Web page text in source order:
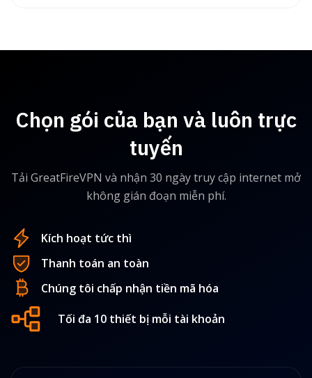
Chọn gói của bạn và luôn trực
tuyến
Tải GreatFireVPN và nhận 30 ngày truy cập internet mở
không gián đoạn miễn phí.
Kích hoạt tức thì
Thanh toán an toàn
Chúng tôi chấp nhận tiền mã hóa
Tối đa 10 thiết bị mỗi tài khoản